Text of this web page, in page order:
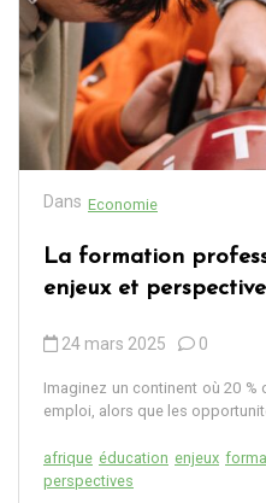
Dans Economie
La formation
enjeux et
24 mars 2025 0
Imaginez un continent où 20
emploi, alors que les
afrique éducation enjeux
perspectives